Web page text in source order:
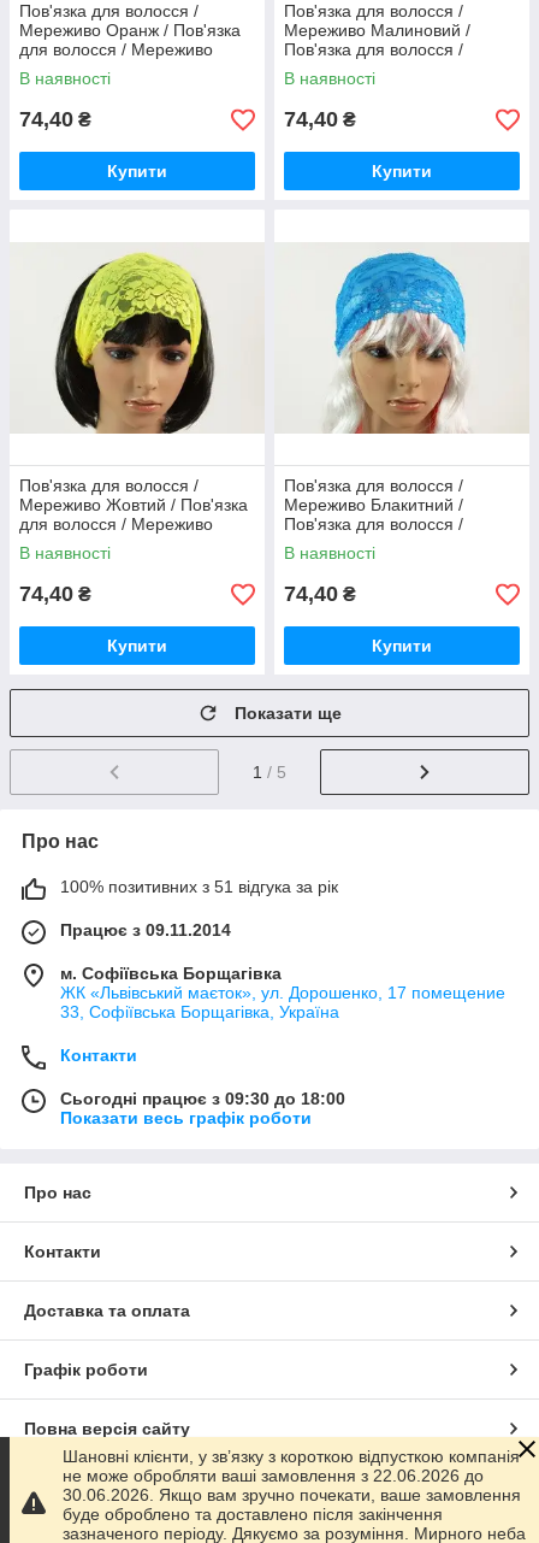
Пов'язка для волосся /
Мереживо Оранж / Пов'язка
для волосся / Мереживо
Оранж 15 см
В наявності
74,40 ₴
Купити
Пов'язка для волосся /
Мереживо Малиновий /
Пов'язка для волосся /
Мереживо Малиновий 15 см
В наявності
74,40 ₴
Купити
Пов'язка для волосся /
Мереживо Жовтий / Пов'язка
для волосся / Мереживо
Жовтий 15 см
В наявності
74,40 ₴
Купити
Пов'язка для волосся /
Мереживо Блакитний /
Пов'язка для волосся /
Мереживо Блакитний 15 см
В наявності
74,40 ₴
Купити
Показати ще
1 / 5
Про нас
100% позитивних з 51 відгука за рік
Працює з 09.11.2014
м. Софіївська Борщагівка
ЖК «Львівський маєток», ул. Дорошенко, 17 помещение
33, Софіївська Борщагівка, Україна
Контакти
Сьогодні працює з 09:30 до 18:00
Показати весь графік роботи
Про нас
Контакти
Доставка та оплата
Графік роботи
Повна версія сайту
Сайт створено на маркетплейсіProm.ua
Шановні клієнти, у зв’язку з короткою відпусткою компанія
не може обробляти ваші замовлення з 22.06.2026 до
30.06.2026. Якщо вам зручно почекати, ваше замовлення
буде оброблено та доставлено після закінчення
зазначеного періоду. Дякуємо за розуміння. Мирного неба